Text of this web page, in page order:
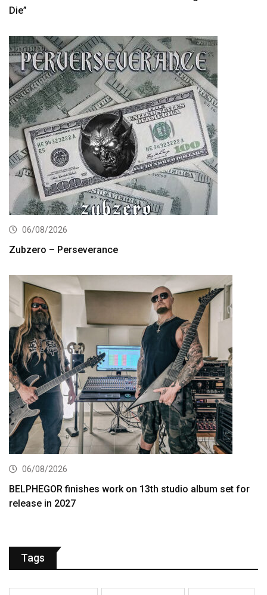
Die”
06/08/2026
Zubzero – Perseverance
06/08/2026
BELPHEGOR finishes work on 13th studio album set for
release in 2027
Tags